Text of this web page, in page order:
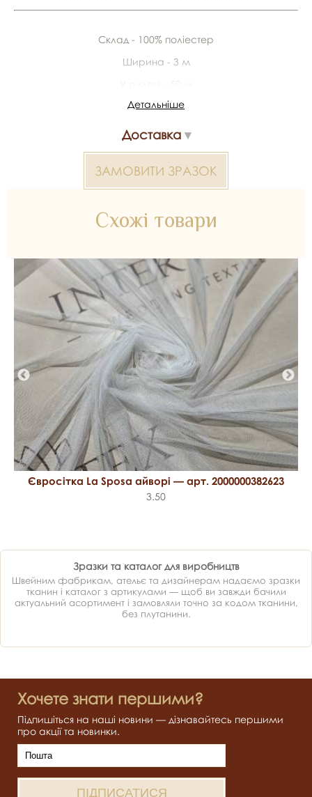
Склад - 100% поліестер
Ширина - 3 м
Відправлення зразків
Разом із замовленням можемо відправити безкоштовні
зразки тканин
Детальніше
Доставка
ЗАМОВИТИ ЗРАЗОК
Схожі товари
Євросітка La Sposa айворі — арт. 2000000382623
3.50
Зразки та каталог для виробництв
Швейним фабрикам, ательє та дизайнерам надаємо зразки
тканин і каталог з артикулами — щоб ви завжди бачили
актуальний асортимент і замовляли точно за кодом тканини,
без плутанини.
Хочете знати першими?
Підпишіться на наші новини — дізнавайтесь першими
про акції та новинки.